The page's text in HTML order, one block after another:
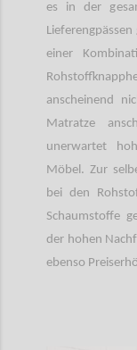
es in der
einer
anscheinend
Matratze
unerwartet
Möbel. Zur
bei den
Schaumstoffe
der hohen
ebenso